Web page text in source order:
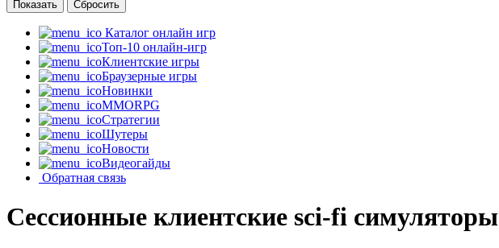
Каталог онлайн игр
Топ-10 онлайн-игр
Клиентские игры
Браузерные игры
Новинки
MMORPG
Стратегии
Шутеры
Новости
Видеогайды
Обратная связь
Сессионные клиентские sci-fi симуляторы